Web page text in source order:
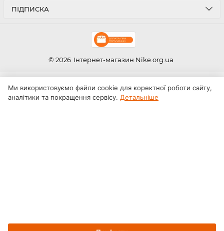
ПІДПИСКА
© 2026 Інтернет-магазин Nike.org.ua
Ми використовуємо файли cookie для коректної роботи сайту,
аналітики та покращення сервісу. Детальніше